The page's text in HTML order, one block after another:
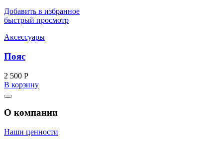
Добавить в избранное
быстрый просмотр
Аксессуары
Пояс
2 500 Р
В корзину
О компании
Наши ценности